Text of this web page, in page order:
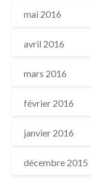
mai 2016
avril 2016
mars 2016
février 2016
janvier 2016
décembre 2015